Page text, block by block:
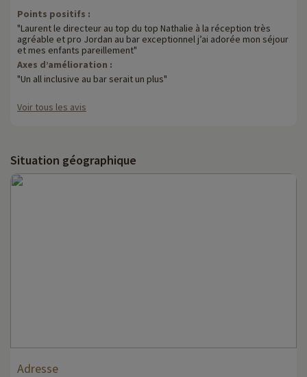
Points positifs :
"Laurent le directeur au top du top Nathalie à la réception très
agréable et pro Jordan au bar exceptionnel j’ai adorée mon séjour
et mes enfants pareillement"
Axes d’amélioration :
"Un all inclusive au bar serait un plus"
Voir tous les avis
Situation géographique
Adresse